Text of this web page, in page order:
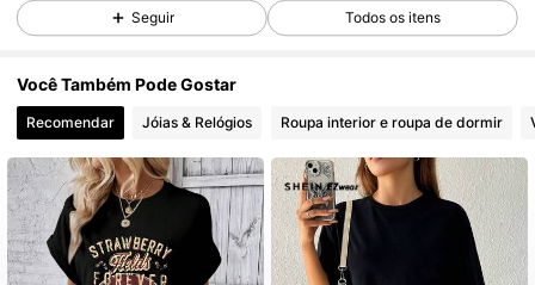
4,78 1.9K Seguidores
4,78
4,78 1.9K Seguidores
4,78 1.9K Seguidores
Seguir Todos os itens
Você Também Pode Gostar
Recomendar Jóias & Relógios Roupa interior e roupa de dormir